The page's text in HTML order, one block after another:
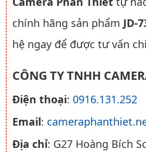
chính hãng sản phẩm JD-
hệ ngay để được tư vấn
CÔNG TY TNHH
Điện thoại: 0916.131.252
Email:
Địa chỉ: G27 Hoàng Bích